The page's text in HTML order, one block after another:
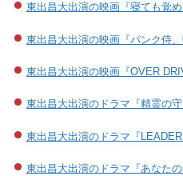
東出昌大出演の映画『寝ても覚
東出昌大出演の映画『パンク侍
東出昌大出演の映画『OVER
東出昌大出演のドラマ『精霊の
東出昌大出演のドラマ『
東出昌大出演のドラマ『あなた